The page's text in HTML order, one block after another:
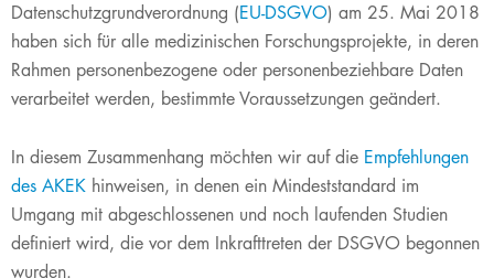
Datenschutzgrundverordnung (EU-DSGVO​) am 25. Mai 2018
haben sich für alle medizinischen Forschungsprojekte, in deren
Rahmen personenbezogene oder personenbeziehbare Daten
verarbeitet werden, bestimmte Voraussetzungen geändert.
In diesem Zusammenhang möchten wir auf die Empfehlungen
des AKEK hinweisen, in denen ein Mindeststandard im
Umgang mit abgeschlossenen und noch laufenden Studien
definiert wird, die vor dem Inkrafttreten der DSGVO begonnen
wurden.